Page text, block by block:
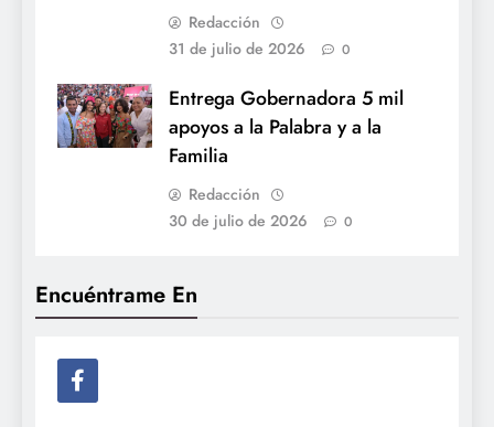
Encuéntrame En
Redacción
31 de julio de 2026
0
Entrega Gobernadora 5 mil
apoyos a la Palabra y a la
Familia
Redacción
30 de julio de 2026
0